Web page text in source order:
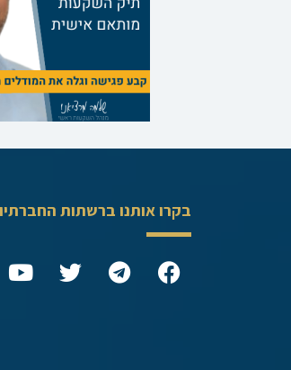
בקרו אותנו ברשתות
F
a
T
e
T
w
Y
o